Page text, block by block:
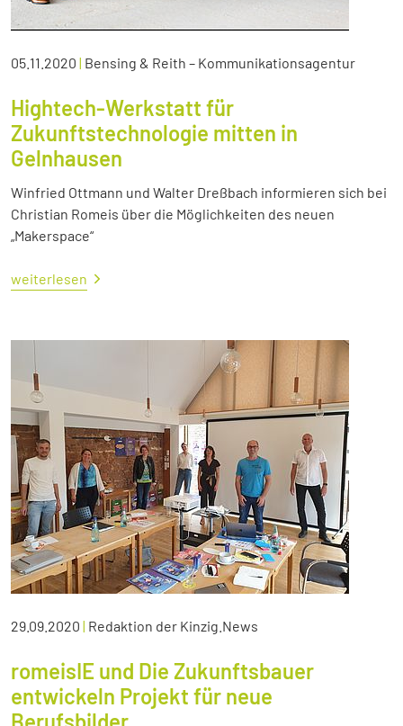
05.11.2020 | Bensing & Reith – Kommunikationsagentur
Hightech-Werkstatt für
Zukunftstechnologie mitten in
Gelnhausen
Winfried Ottmann und Walter Dreßbach informieren sich bei
Christian Romeis über die Möglichkeiten des neuen
„Makerspace“
weiterlesen
29.09.2020 | Redaktion der Kinzig.News
romeisIE und Die Zukunftsbauer
entwickeln Projekt für neue